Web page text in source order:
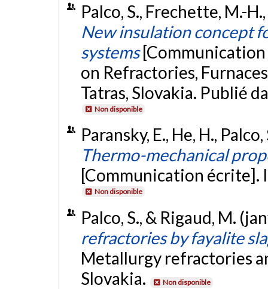
Palco, S., Frechette, M.-
New insulation concept
systems
on Refractories,
Tatras, Slovakia. Publié
Non disponible
Paransky, E., He, H.,
Thermo-mechanical
[Communication écrite].
Non disponible
Palco, S., & Rigaud, M.
refractories by fayalite
Metallurgy refractories
Slovakia.
Non disponible